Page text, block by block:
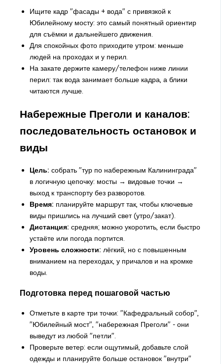
Ищите кадр "фасады + вода" с привязкой к
Юбилейному мосту: это самый понятный ориентир
для съёмки и дальнейшего движения.
Для спокойных фото приходите утром: меньше
людей на проходах и у перил.
На закате держите камеру/телефон ниже линии
перил: так вода занимает больше кадра, а блики
читаются лучше.
Набережные Преголи и каналов:
последовательность остановок и
виды
Цель: собрать "тур по набережным Калининграда"
в логичную цепочку: мосты → видовые точки →
выход к транспорту без разворотов.
Время: планируйте маршрут так, чтобы ключевые
виды пришлись на лучший свет (утро/закат).
Дистанция: средняя; можно укоротить, если быстро
устаёте или погода портится.
Уровень сложности: лёгкий, но с повышенным
вниманием на переходах, у причалов и на кромке
воды.
Подготовка перед пошаговой частью
Отметьте в карте три точки: "Кафедральный собор",
"Юбилейный мост", "набережная Преголи" - они
выведут из любой "петли".
Проверьте ветер: если ощутимый, добавьте слой
одежды и планируйте больше остановок "внутри"